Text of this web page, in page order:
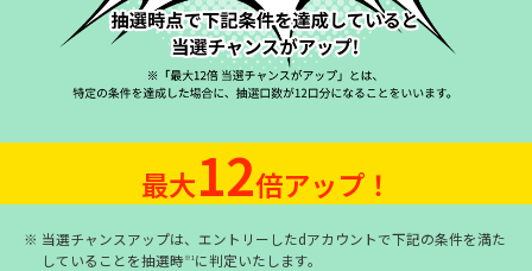
最大12倍アップ！
※ 当選チャンスアップは、エントリーしたdアカウントで下記の条件を満た
していることを抽選時※1に判定いたします。